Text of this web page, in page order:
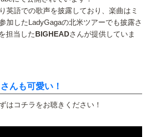
英語での歌声を披露しており、楽曲はミ
加したLadyGagaの北米ツアーでも披露さ
担当した BIGHEADさんが提供していま
んも可愛い！
はコチラをお聴きください！